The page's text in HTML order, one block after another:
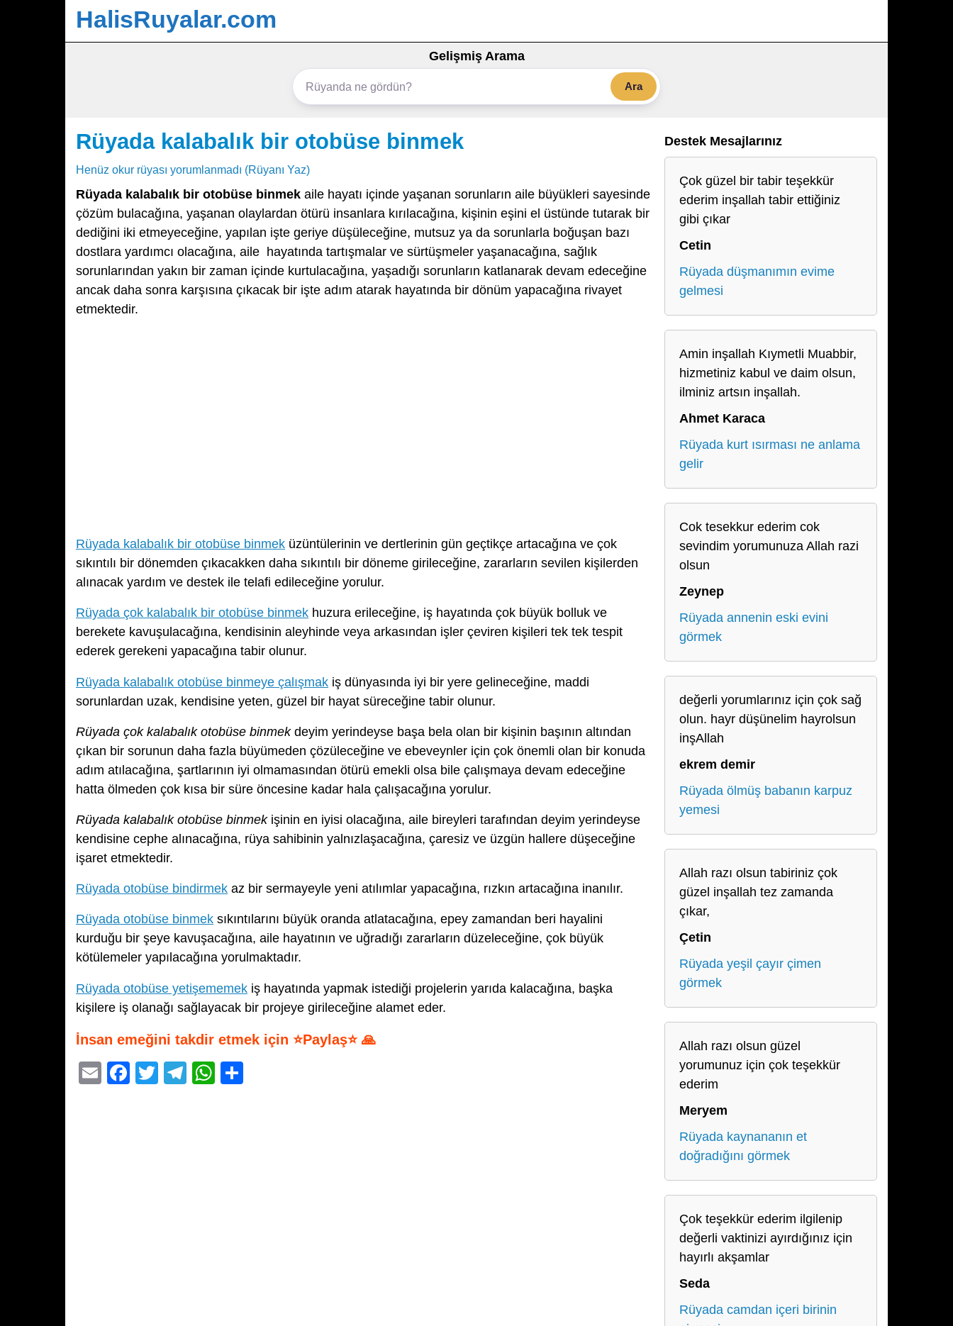
HalisRuyalar.com
Gelişmiş Arama
Ara
Rüyada kalabalık bir otobüse binmek
Henüz okur rüyası yorumlanmadı (Rüyanı Yaz)
Rüyada kalabalık bir otobüse binmek aile hayatı içinde yaşanan sorunların aile büyükleri sayesinde
çözüm bulacağına, yaşanan olaylardan ötürü insanlara kırılacağına, kişinin eşini el üstünde tutarak bir
dediğini iki etmeyeceğine, yapılan işte geriye düşüleceğine, mutsuz ya da sorunlarla boğuşan bazı
dostlara yardımcı olacağına, aile hayatında tartışmalar ve sürtüşmeler yaşanacağına, sağlık
sorunlarından yakın bir zaman içinde kurtulacağına, yaşadığı sorunların katlanarak devam edeceğine
ancak daha sonra karşısına çıkacak bir işte adım atarak hayatında bir dönüm yapacağına rivayet
etmektedir.
Rüyada kalabalık bir otobüse binmek üzüntülerinin ve dertlerinin gün geçtikçe artacağına ve çok
sıkıntılı bir dönemden çıkacakken daha sıkıntılı bir döneme girileceğine, zararların sevilen kişilerden
alınacak yardım ve destek ile telafi edileceğine yorulur.
Rüyada çok kalabalık bir otobüse binmek huzura erileceğine, iş hayatında çok büyük bolluk ve
berekete kavuşulacağına, kendisinin aleyhinde veya arkasından işler çeviren kişileri tek tek tespit
ederek gerekeni yapacağına tabir olunur.
Rüyada kalabalık otobüse binmeye çalışmak iş dünyasında iyi bir yere gelineceğine, maddi
sorunlardan uzak, kendisine yeten, güzel bir hayat süreceğine tabir olunur.
Rüyada çok kalabalık otobüse binmekdeyim yerindeyse başa bela olan bir kişinin başının altından
çıkan bir sorunun daha fazla büyümeden çözüleceğine ve ebeveynler için çok önemli olan bir konuda
adım atılacağına, şartlarının iyi olmamasından ötürü emekli olsa bile çalışmaya devam edeceğine
hatta ölmeden çok kısa bir süre öncesine kadar hala çalışacağına yorulur.
Rüyada kalabalık otobüse binmekişinin en iyisi olacağına, aile bireyleri tarafından deyim yerindeyse
kendisine cephe alınacağına, rüya sahibinin yalnızlaşacağına, çaresiz ve üzgün hallere düşeceğine
işaret etmektedir.
Rüyada otobüse bindirmek az bir sermayeyle yeni atılımlar yapacağına, rızkın artacağına inanılır.
Rüyada otobüse binmek sıkıntılarını büyük oranda atlatacağına, epey zamandan beri hayalini
kurduğu bir şeye kavuşacağına, aile hayatının ve uğradığı zararların düzeleceğine, çok büyük
kötülemeler yapılacağına yorulmaktadır.
Rüyada otobüse yetişememek iş hayatında yapmak istediği projelerin yarıda kalacağına, başka
kişilere iş olanağı sağlayacak bir projeye girileceğine alamet eder.
İnsan emeğini takdir etmek için ⭐Paylaş⭐ 🙏
E
F
T
T
W
Destek Mesajlarınız
Çok güzel bir tabir teşekkür
ederim inşallah tabir ettiğiniz
gibi çıkar
Cetin
Rüyada düşmanımın evime
gelmesi
Amin inşallah Kıymetli Muabbir,
hizmetiniz kabul ve daim olsun,
ilminiz artsın inşallah.
Ahmet Karaca
Rüyada kurt ısırması ne anlama
gelir
Cok tesekkur ederim cok
sevindim yorumunuza Allah razi
olsun
Zeynep
Rüyada annenin eski evini
görmek
değerli yorumlarınız için çok sağ
olun. hayr düşünelim hayrolsun
inşAllah
ekrem demir
Rüyada ölmüş babanın karpuz
yemesi
Allah razı olsun tabiriniz çok
güzel inşallah tez zamanda
çıkar,
Çetin
Rüyada yeşil çayır çimen
görmek
Allah razı olsun güzel
yorumunuz için çok teşekkür
ederim
Meryem
Rüyada kaynananın et
doğradığını görmek
Çok teşekkür ederim ilgilenip
değerli vaktinizi ayırdığınız için
hayırlı akşamlar
Seda
Rüyada camdan içeri birinin